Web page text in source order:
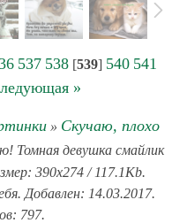
537 538[539] 540 541
»
» Скучаю, плохо
Томная девушка смайлик
390x274 / 117.1Kb.
Добавлен: 14.03.2017.
797.